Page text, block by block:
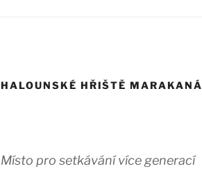
HALOUNSKÉ HŘIŠTĚ MARAKANÁ
Místo pro setkávání více generací